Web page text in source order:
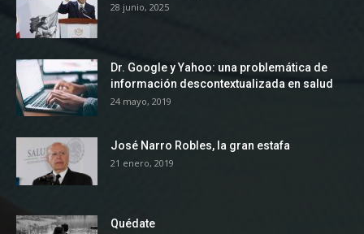
28 junio, 2025
Dr. Google y Yahoo: una problemática de
información descontextualizada en salud
24 mayo, 2019
José Narro Robles, la gran estafa
21 enero, 2019
Quédate